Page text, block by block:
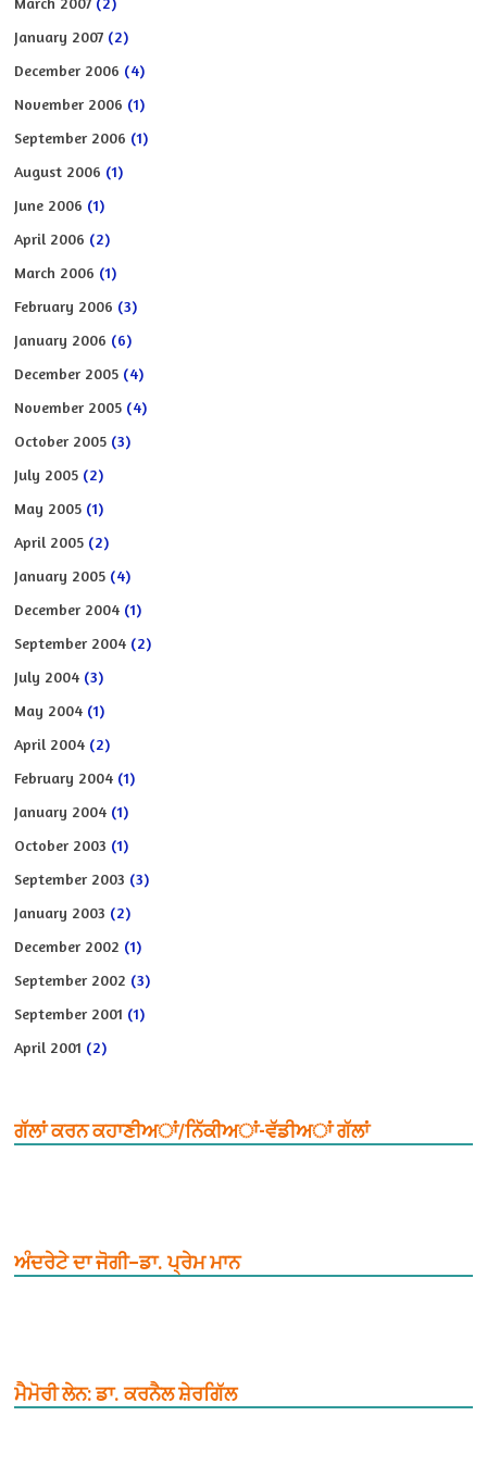
January 2007 (2)
December 2006 (4)
November 2006 (1)
September 2006 (1)
August 2006 (1)
June 2006 (1)
April 2006 (2)
March 2006 (1)
February 2006 (3)
January 2006 (6)
December 2005 (4)
November 2005 (4)
October 2005 (3)
July 2005 (2)
May 2005 (1)
April 2005 (2)
January 2005 (4)
December 2004 (1)
September 2004 (2)
July 2004 (3)
May 2004 (1)
April 2004 (2)
February 2004 (1)
January 2004 (1)
October 2003 (1)
September 2003 (3)
January 2003 (2)
December 2002 (1)
September 2002 (3)
September 2001 (1)
April 2001 (2)
ਗੱਲਾਂ ਕਰਨ ਕਹਾਣੀਅਾਂ/ਨਿੱਕੀਅਾਂ-ਵੱਡੀਅਾਂ ਗੱਲਾਂ
ਅੰਦਰੇਟੇ ਦਾ ਜੋਗੀ–ਡਾ. ਪ੍ਰੇਮ ਮਾਨ
ਮੈਮੋਰੀ ਲੇਨ: ਡਾ. ਕਰਨੈਲ ਸ਼ੇਰਗਿੱਲ